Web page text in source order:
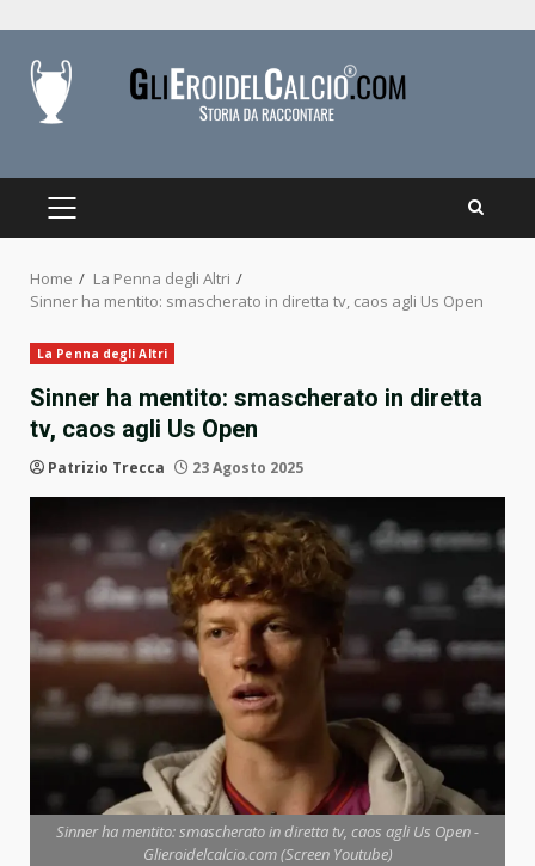
content
PRIMARY
Home
La Penna degli Altri
Sinner ha mentito: smascherato in diretta tv, caos agli Us Open
La Penna degli Altri
Sinner ha mentito: smascherato in diretta
tv, caos agli Us Open
Patrizio Trecca 23 Agosto 2025
Sinner ha mentito: smascherato in diretta tv, caos agli Us Open -
Glieroidelcalcio.com (Screen Youtube)